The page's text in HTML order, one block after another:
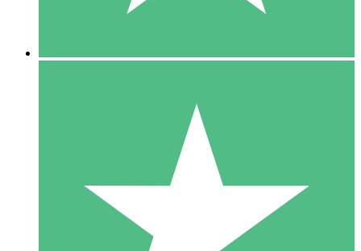
10 Downloads
20 00